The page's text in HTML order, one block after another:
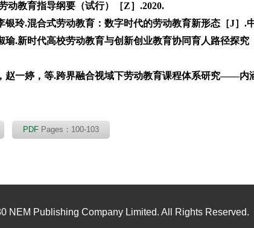
动教育指导纲要（试行）［Z］.2020.
银玲.混合式劳动教育：数字时代的劳动教育新形态［J］.
瑜.新时代高校劳动教育与创新创业教育协同育人路径探究
赵一婷，等.跨界融合视域下劳动教育课程体系研究——内
PDF Pages：100-103
NEM Publishing Company Limited. All Rights Reserved.